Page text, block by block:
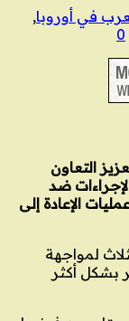
في أوروبا,
0
التعاون
ضد
الإعادة إلى
لمواجهة
بشكل أكثر